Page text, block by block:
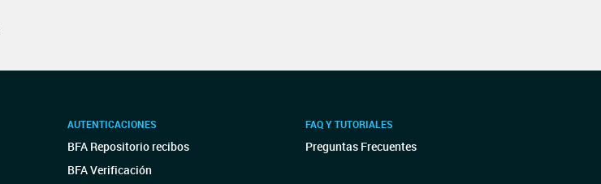
AUTENTICACIONES
BFA Repositorio recibos
BFA Verificación
FAQ Y TUTORIALES
Preguntas Frecuentes